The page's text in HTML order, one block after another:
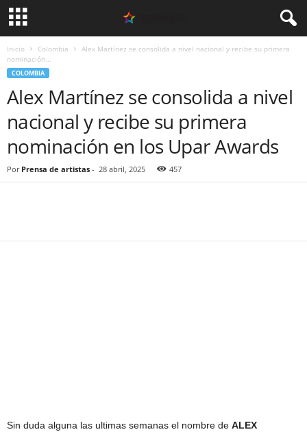
Inicio Colombia
Alex Martínez se consolida a nivel nacional y recibe su primera
nominación...
COLOMBIA
Alex Martínez se consolida a nivel
nacional y recibe su primera
nominación en los Upar Awards
Por Prensa de artistas - 28 abril, 2025 457
Sin duda alguna las ultimas semanas el nombre de ALEX